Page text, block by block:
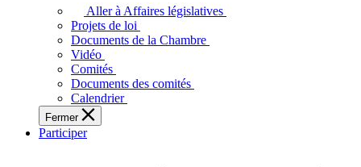
adopte
touchent
des
Ontariennes
et
Aller à Affaires législatives
Projets de loi
Documents de la Chambre
Vidéo
Comités
Documents des comités
Calendrier
Fermer
Participer